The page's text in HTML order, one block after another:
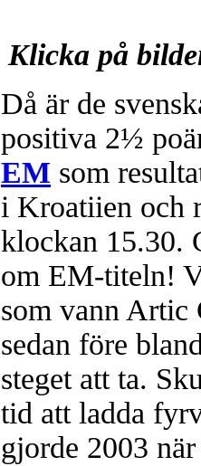
Klicka på
Då är de
positiva 2½
EM som
i Kroatiien och
klockan 15.30.
om EM-titeln!
som vann Artic
sedan före
steget att ta.
tid att ladda
gjorde 2003